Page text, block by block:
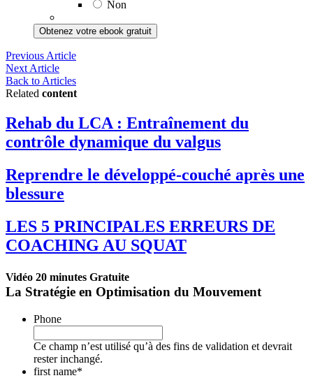
Non
Obtenez votre ebook gratuit
Previous Article
Next Article
Back to Articles
Related content
Rehab du LCA : Entraînement du
contrôle dynamique du valgus
Reprendre le développé-couché après une
blessure
LES 5 PRINCIPALES ERREURS DE
COACHING AU SQUAT
Vidéo 20 minutes Gratuite
La Stratégie en Optimisation du Mouvement
Phone
Ce champ n’est utilisé qu’à des fins de validation et devrait
rester inchangé.
first name*